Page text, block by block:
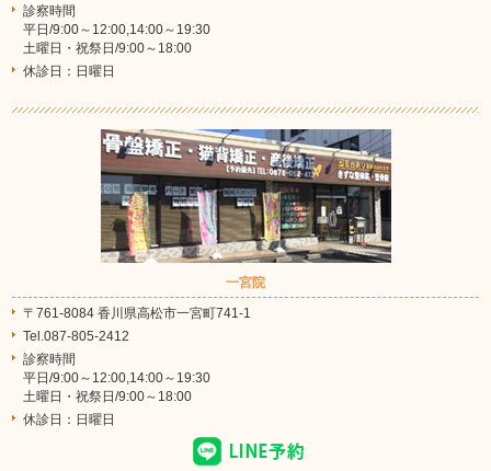
診察時間
平日/9:00～12:00,14:00～19:30
土曜日・祝祭日/9:00～18:00
休診日：日曜日
一宮院
〒761-8084 香川県高松市一宮町741-1
Tel.087-805-2412
診察時間
平日/9:00～12:00,14:00～19:30
土曜日・祝祭日/9:00～18:00
休診日：日曜日